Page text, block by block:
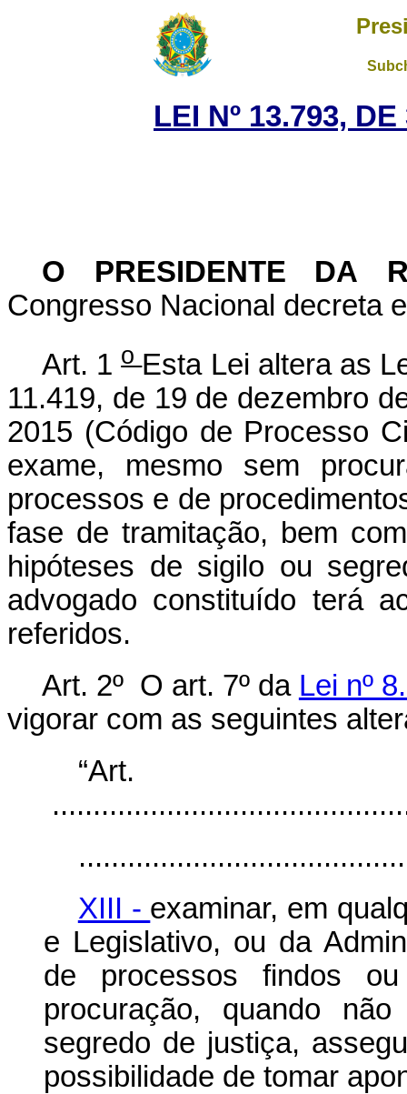
LEI Nº 13.793,
O PRESIDENTE DA
Congresso Nacional decreta
Art. 1o Esta Lei altera as
11.419, de 19 de dezembro
2015 (Código de Processo
exame, mesmo sem
processos e de
fase de tramitação, bem
hipóteses de sigilo ou
advogado constituído terá
referidos.
Art. 2º O art. 7º da Lei nº
vigorar com as seguintes
XIII - examinar, em
e Legislativo, ou da
de processos findos
procuração, quando
segredo de justiça,
possibilidade de tomar